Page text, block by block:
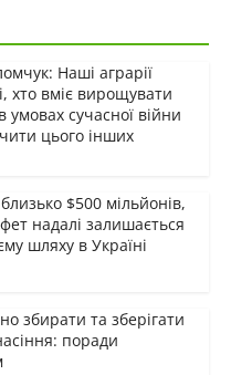
Наші аграрії
хто вміє вирощувати
умовах сучасної війни
цього інших
$500 мільйонів,
надалі залишається
шляху в Україні
збирати та зберігати
поради